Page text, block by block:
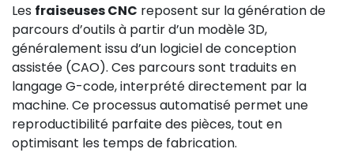
Les fraiseuses CNC reposent sur la génération de
parcours d’outils à partir d’un modèle 3D,
généralement issu d’un logiciel de conception
assistée (CAO). Ces parcours sont traduits en
langage G-code, interprété directement par la
machine. Ce processus automatisé permet une
reproductibilité parfaite des pièces, tout en
optimisant les temps de fabrication.